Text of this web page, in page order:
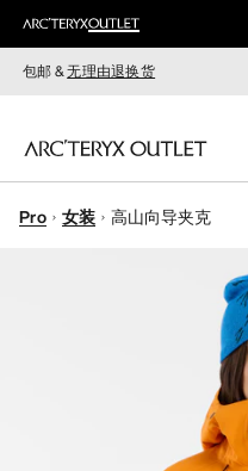
包邮 &无理由退换货
女装
Pro 女装 高山向导夹克